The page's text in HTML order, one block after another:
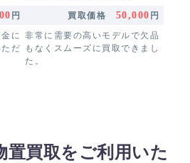
円
に
だ
買取価格 50,000 円
非常に需要の高いモデルで欠品
もなくスムーズに買取できまし
た。
置買取をご利用いた